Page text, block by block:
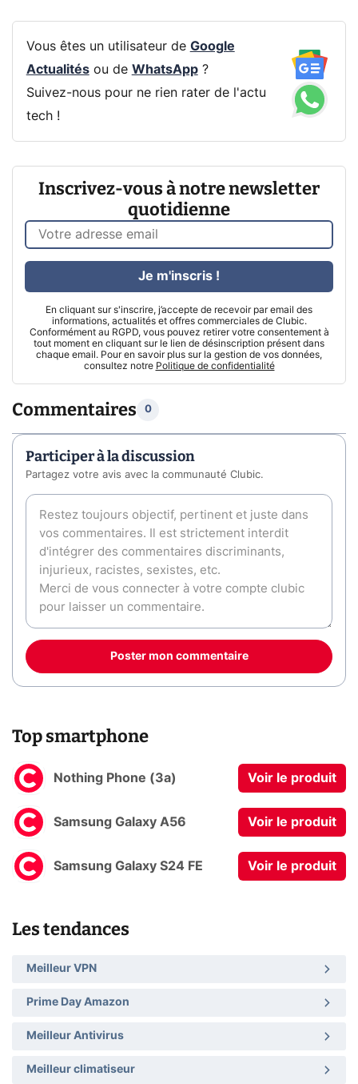
Vous êtes un utilisateur de Google
Actualitésou de WhatsApp?
Suivez-nous pour ne rien rater de l'actu
tech !
Inscrivez-vous à notre newsletter
quotidienne
En cliquant sur s'inscrire, j’accepte de recevoir par email des
informations, actualités et offres commerciales de Clubic.
Conformément au RGPD, vous pouvez retirer votre consentement à
tout moment en cliquant sur le lien de désinscription présent dans
chaque email. Pour en savoir plus sur la gestion de vos données,
consultez notre Politique de confidentialité
Je m'inscris !
Commentaires 0
Participer à la discussion
Partagez votre avis avec la communauté Clubic.
Poster mon commentaire
Top smartphone
Nothing Phone (3a) Voir le produit
Samsung Galaxy A56 Voir le produit
Samsung Galaxy S24 FE Voir le produit
Les tendances
Meilleur VPN
Prime Day Amazon
Meilleur Antivirus
Meilleur climatiseur